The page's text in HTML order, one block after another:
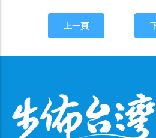
上一頁